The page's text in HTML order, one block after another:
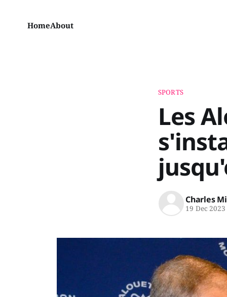
HomeAbout
SPORTS
Les
Charles
19 Dec 2023